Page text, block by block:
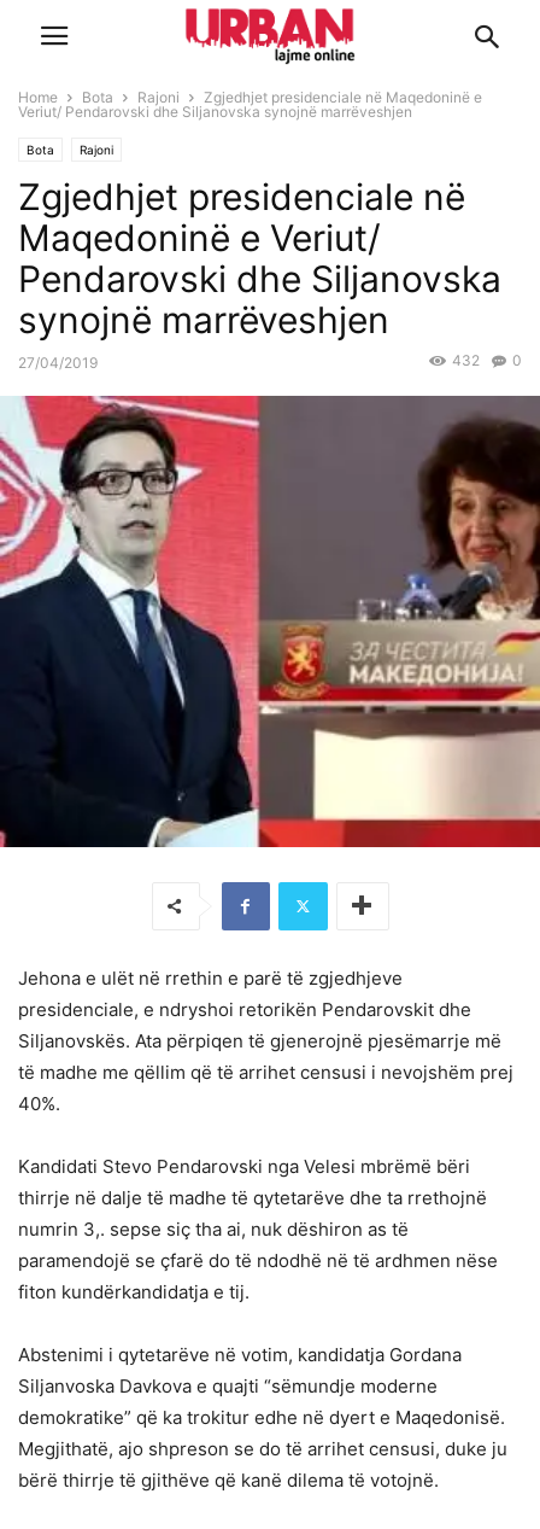
Home Bota Rajoni
Zgjedhjet presidenciale në Maqedoninë e
Veriut/ Pendarovski dhe Siljanovska synojnë marrëveshjen
Bota Rajoni
Zgjedhjet presidenciale në
Maqedoninë e Veriut/
Pendarovski dhe Siljanovska
synojnë marrëveshjen
27/04/2019 0
432
Jehona e ulët në rrethin e parë të zgjedhjeve
presidenciale, e ndryshoi retorikën Pendarovskit dhe
Siljanovskës. Ata përpiqen të gjenerojnë pjesëmarrje më
të madhe me qëllim që të arrihet censusi i nevojshëm prej
40%.
Kandidati Stevo Pendarovski nga Velesi mbrëmë bëri
thirrje në dalje të madhe të qytetarëve dhe ta rrethojnë
numrin 3,. sepse siç tha ai, nuk dëshiron as të
paramendojë se çfarë do të ndodhë në të ardhmen nëse
fiton kundërkandidatja e tij.
Abstenimi i qytetarëve në votim, kandidatja Gordana
Siljanvoska Davkova e quajti “sëmundje moderne
demokratike” që ka trokitur edhe në dyert e Maqedonisë.
Megjithatë, ajo shpreson se do të arrihet censusi, duke ju
bërë thirrje të gjithëve që kanë dilema të votojnë.